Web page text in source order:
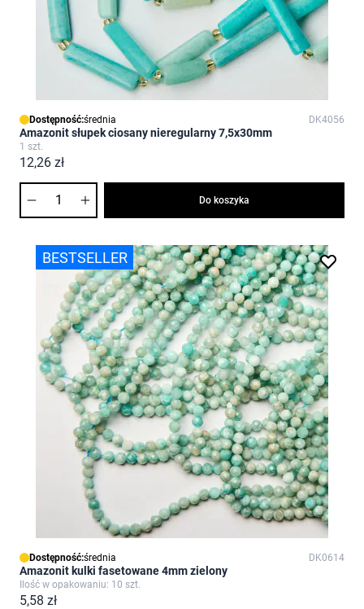
Dostępność:średnia DK4056
Amazonit słupek ciosany nieregularny 7,5x30mm
1 szt.
12,26 zł
Do koszyka
BESTSELLER
Dostępność:średnia DK0614
Amazonit kulki fasetowane 4mm zielony
Ilość w opakowaniu: 10 szt.
5,58 zł